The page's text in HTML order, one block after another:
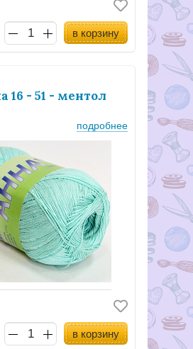
в корзину
16 - 51 - ментол
подробнее
в корзину